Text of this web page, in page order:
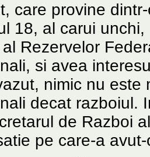
care provine
18, al carui
Rezervelor
si avea
nimic nu este
decat razboiul.
de Razboi
pe care-a